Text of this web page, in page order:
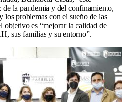
de la pandemia y del confinamiento,
los problemas con el sueño de las
objetivo es “mejorar la calidad de
sus familias y su entorno”.